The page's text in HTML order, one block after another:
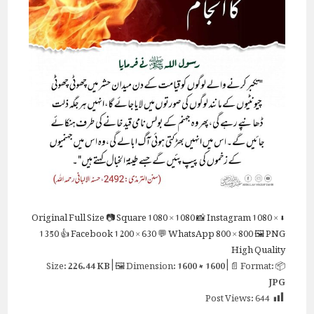
⬇ Original
Full Size📷 Square1080 × 1080📸 Instagram1080 ×
1350👍 Facebook1200 × 630💬 WhatsApp800 × 800🖼 PNG
High Quality
📦 Size:
226.44 KB| 🖼 Dimension:1600 × 1600| 📄 Format:
JPG
Post Views:644